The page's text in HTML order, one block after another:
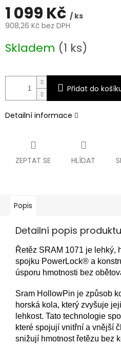
1 099 Kč / ks
908,26 Kč bez DPH
cena:
Skladem (1 ks)
Přidat do
Detailní informace
ZEPTAT SE HLÍDAT
Popis
Detailní popis produktu
Řetěz SRAM 1071 je lehký,
spojku PowerLock® a
úsporu hmotnosti bez
Sram HollowPin je způsob
horská kola, který zvyšuje
lehkost. Tato technologie
které spojují vnitřní a vnější
snižují hmotnost řetězu bez